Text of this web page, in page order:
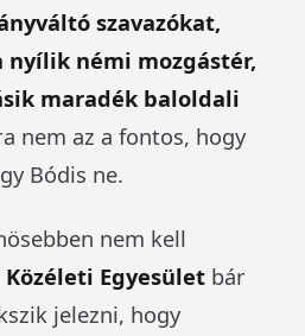
szavazókat,
nyílik némi mozgástér,
maradék baloldali
nem az a fontos, hogy
Bódis ne.
nem kell
Közéleti Egyesület bár
jelezni, hogy